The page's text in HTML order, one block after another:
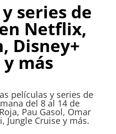
series de
Netflix,
Disney+
y más
películas y series de
del 8 al 14 de
Pau Gasol, Omar
Jungle Cruise y más.